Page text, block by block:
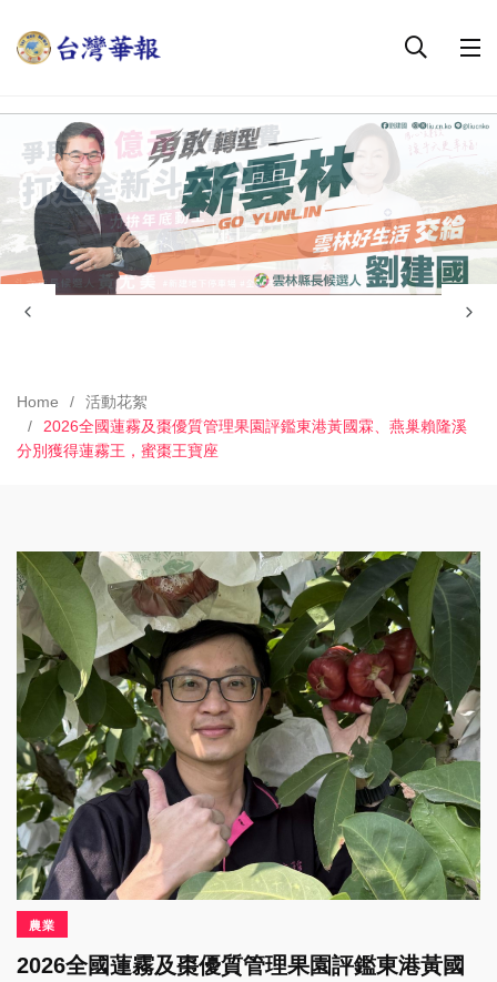
Home
活動花絮
2026全國蓮霧及棗優質管理果園評鑑東港黃國霖、燕巢賴隆溪
分別獲得蓮霧王，蜜棗王寶座
農業
2026全國蓮霧及棗優質管理果園評鑑東港黃國